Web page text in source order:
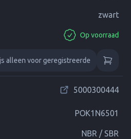
zwart
Op voorraad
alleen voor geregistreerde
5000300444
POK1N6501
NBR / SBR